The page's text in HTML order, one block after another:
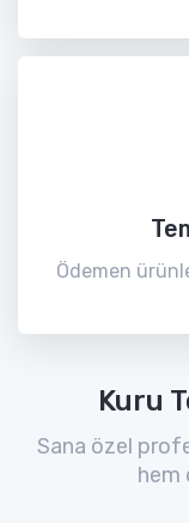
Ödemen
Kuru
Sana özel
hem